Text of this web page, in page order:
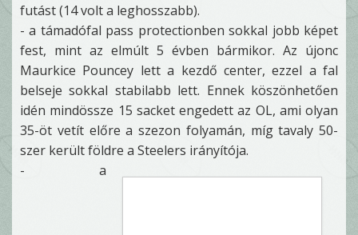
futást (14 volt a leghosszabb).
- a támadófal pass protectionben sokkal jobb képet
fest, mint az elmúlt 5 évben bármikor. Az újonc
Maurkice Pouncey lett a kezdő center, ezzel a fal
belseje sokkal stabilabb lett. Ennek köszönhetően
idén mindössze 15 sacket engedett az OL, ami olyan
35-öt vetít előre a szezon folyamán, míg tavaly 50-
szer került földre a Steelers irányítója.
- a